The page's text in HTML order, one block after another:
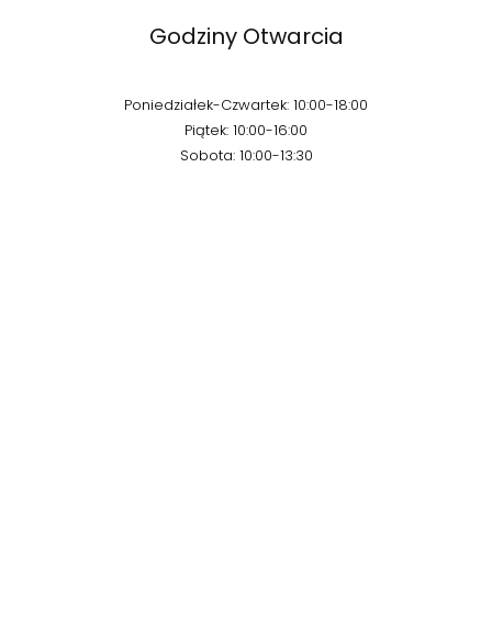
Godziny Otwarcia
Poniedziałek-Czwartek: 10:00-18:00
Piątek: 10:00-16:00
Sobota: 10:00-13:30